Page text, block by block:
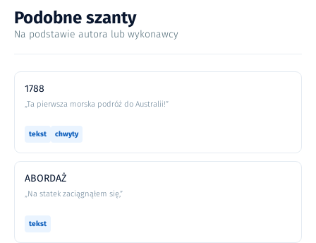
Podobne szanty
Na podstawie autora lub wykonawcy
1788
„Ta pierwsza morska podróż do Australii!”
tekst chwyty
ABORDAŻ
„Na statek zaciągnąłem się,”
tekst